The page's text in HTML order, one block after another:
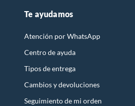
Te ayudamos
Atención por WhatsApp
Centro de ayuda
Tipos de entrega
Cambios y devoluciones
Seguimiento de mi orden